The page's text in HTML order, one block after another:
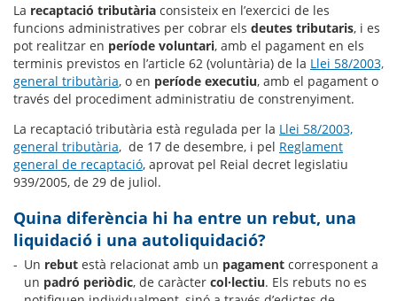
La recaptació tributària consisteix en l’exercici de les
funcions administratives per cobrar els deutes tributaris, i es
pot realitzar en període voluntari, amb el pagament en els
terminis previstos en l’article 62 (voluntària) de la Llei 58/2003,
general tributària, o en període executiu, amb el pagament o
través del procediment administratiu de constrenyiment.
La recaptació tributària està regulada per la Llei 58/2003,
general tributària, de 17 de desembre, i pel Reglament
general de recaptació, aprovat pel Reial decret legislatiu
939/2005, de 29 de juliol.
Quina diferència hi ha entre un rebut, una
liquidació i una autoliquidació?
Un rebut està relacionat amb un pagament corresponent a
un padró periòdic, de caràcter col·lectiu. Els rebuts no es